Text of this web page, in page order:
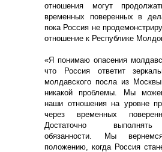
отношения могут
временных поверенных в
пока Россия не
отношение к Республике
«Я понимаю опасения
что Россия ответит
молдавского посла из
никакой проблемы. Мы
наши отношения на уровне
через временных
Достаточно выполнять
обязанности. Мы
положению, когда Россия